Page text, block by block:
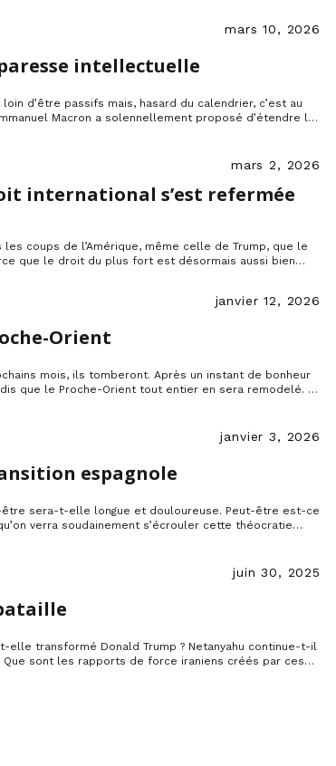
mars 10, 2026
intellectuelle
d’être passifs mais, hasard du calendrier, c’est au
Macron a solennellement proposé d’étendre la
mars 2, 2026
international s’est refermée
coups de l’Amérique, même celle de Trump, que le
que le droit du plus fort est désormais aussi bien
janvier 12, 2026
Orient
mois, ils tomberont. Après un instant de bonheur
que le Proche-Orient tout entier en sera remodelé. La
janvier 3, 2026
espagnole
être sera-t-elle longue et douloureuse. Peut-être est-ce
verra soudainement s’écrouler cette théocratie
juin 30, 2025
elle transformé Donald Trump ? Netanyahu continue-t-il
Que sont les rapports de force iraniens créés par ces